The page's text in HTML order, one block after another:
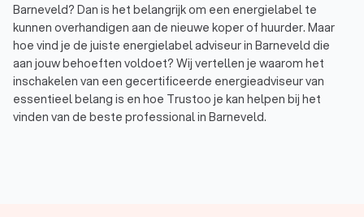
Barneveld? Dan is het belangrijk om een energielabel te
kunnen overhandigen aan de nieuwe koper of huurder. Maar
hoe vind je de juiste energielabel adviseur in Barneveld die
aan jouw behoeften voldoet? Wij vertellen je waarom het
inschakelen van een gecertificeerde energieadviseur van
essentieel belang is en hoe Trustoo je kan helpen bij het
vinden van de beste professional in Barneveld.